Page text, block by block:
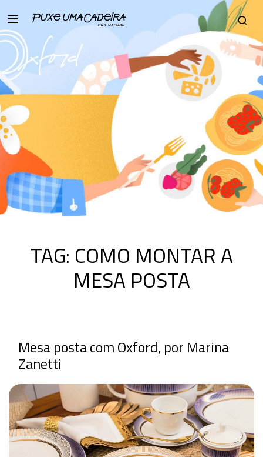
TAG: COMO MONTAR A
MESA POSTA
Mesa posta com Oxford, por Marina
Zanetti